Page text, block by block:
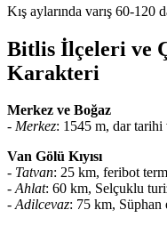
Kış aylarında varış 60-120
Bitlis İlçeleri ve
Karakteri
Merkez ve Boğaz
- Merkez: 1545 m, dar
Van Gölü Kıyısı
- Tatvan: 25 km, feribot
-Ahlat: 60 km, Selçuklu
-Adilcevaz: 75 km, Süphan